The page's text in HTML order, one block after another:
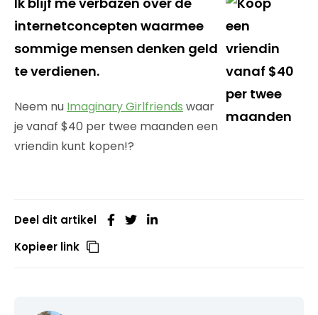
internetconcepten waarmee
sommige mensen denken geld
te verdienen.
Neem nu Imaginary Girlfriends waar
je vanaf $40 per twee maanden een
vriendin kunt kopen!?
Deel dit artikel
Kopieer link